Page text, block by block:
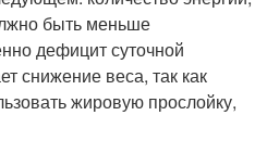
быть меньше
дефицит суточной
снижение веса, так как
жировую прослойку,